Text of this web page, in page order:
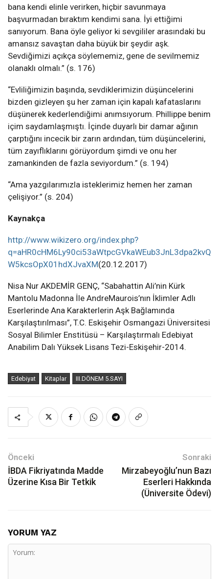
bana kendi elinle verirken, hiçbir savunmaya
başvurmadan bıraktım kendimi sana. İyi ettiğimi
sanıyorum. Bana öyle geliyor ki sevgililer arasındaki bu
amansız savaştan daha büyük bir şeydir aşk.
Sevdiğimizi açıkça söylememiz, gene de sevilmemiz
olanaklı olmalı.” (s. 176)
“Evliliğimizin başında, sevdiklerimizin düşüncelerini
bizden gizleyen şu her zaman için kapalı kafataslarını
düşünerek kederlendiğimi anımsıyorum. Phillippe benim
içim saydamlaşmıştı. İçinde duyarlı bir damar ağının
çarptığını incecik bir zarın ardından, tüm düşüncelerini,
tüm zayıflıklarını görüyordum şimdi ve onu her
zamankinden de fazla seviyordum.” (s. 194)
“Ama yazgılarımızla isteklerimiz hemen her zaman
çelişiyor.” (s. 204)
Kaynakça
http://www.wikizero.org/index.php?
q=aHR0cHM6Ly90ci53aWtpcGVkaWEub3JnL3dpa2kvQ
W5kcsOpX01hdXJvaXM(20.12.2017)
Nisa Nur AKDEMİR GENÇ, “Sabahattin Ali’nin Kürk
Mantolu Madonna İle AndreMaurois’nın İklimler Adlı
Eserlerinde Ana Karakterlerin Aşk Bağlamında
Karşılaştırılması”, T.C. Eskişehir Osmangazi Üniversitesi
Sosyal Bilimler Enstitüsü – Karşılaştırmalı Edebiyat
Anabilim Dalı Yüksek Lisans Tezi-Eskişehir-2014.
Edebiyat Kitaplar III.DÖNEM 5.SAYI
Önceki
İBDA Fikriyatında Madde
Üzerine Kısa Bir Tetkik
Sonraki
Mirzabeyoğlu’nun Bazı
Eserleri Hakkında
(Üniversite Ödevi)
YORUM YAZ